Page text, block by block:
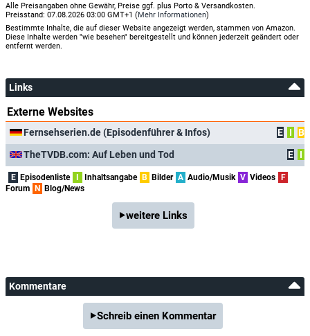
Alle Preisangaben ohne Gewähr, Preise ggf. plus Porto & Versandkosten.
Preisstand: 07.08.2026 03:00 GMT+1 (Mehr Informationen)
Bestimmte Inhalte, die auf dieser Website angezeigt werden, stammen von Amazon.
Diese Inhalte werden "wie besehen" bereitgestellt und können jederzeit geändert oder
entfernt werden.
Links
Externe Websites
Fernsehserien.de (Episodenführer & Infos) E I
B
TheTVDB.com: Auf Leben und Tod
E I
E Episodenliste I Inhaltsangabe B Bilder A Audio/Musik V Videos F
Forum N Blog/News
weitere Links
Kommentare
Schreib einen Kommentar